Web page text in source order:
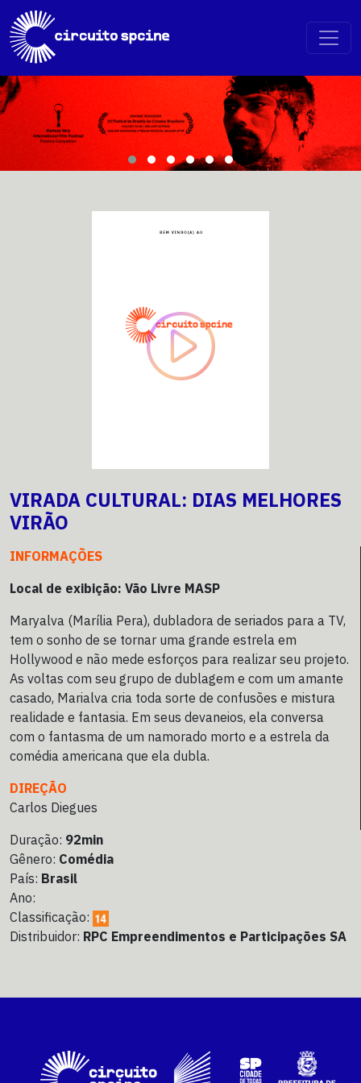
VIRADA CULTURAL: DIAS MELHORES
VIRÃO
INFORMAÇÕES
Local de exibição: Vão Livre MASP
Maryalva (Marília Pera), dubladora de seriados para a TV,
tem o sonho de se tornar uma grande estrela em
Hollywood e não mede esforços para realizar seu projeto.
As voltas com seu grupo de dublagem e com um amante
casado, Marialva cria toda sorte de confusões e mistura
realidade e fantasia. Em seus devaneios, ela conversa
com o fantasma de um namorado morto e a estrela da
comédia americana que ela dubla.
DIREÇÃO
Carlos Diegues
Duração: 92min
Gênero: Comédia
País: Brasil
Ano:
Classificação:
Distribuidor: RPC Empreendimentos e Participações SA